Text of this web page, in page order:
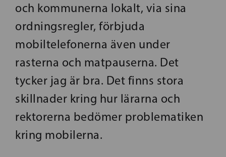
och kommunerna lokalt, via sina
ordningsregler, förbjuda
mobiltelefonerna även under
rasterna och matpauserna. Det
tycker jag är bra. Det finns stora
skillnader kring hur lärarna och
rektorerna bedömer problematiken
kring mobilerna.